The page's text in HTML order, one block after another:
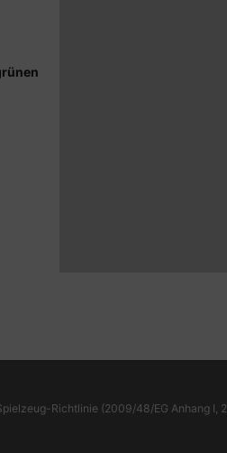
Richtlinie (2009/48/EG Anhang